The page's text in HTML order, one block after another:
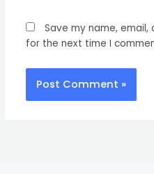
Save my name,
for the next time I